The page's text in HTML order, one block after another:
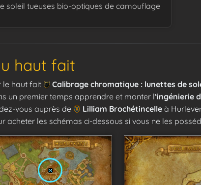
soleil tueuses bio-optiques de camouflage
haut fait
le haut fait
Calibrage chromatique : lunettes de
un premier temps apprendre et monter l‘ingénierie
vous auprès de Lilliam Brochétincelle à
acheter les schémas ci-dessous si vous ne les